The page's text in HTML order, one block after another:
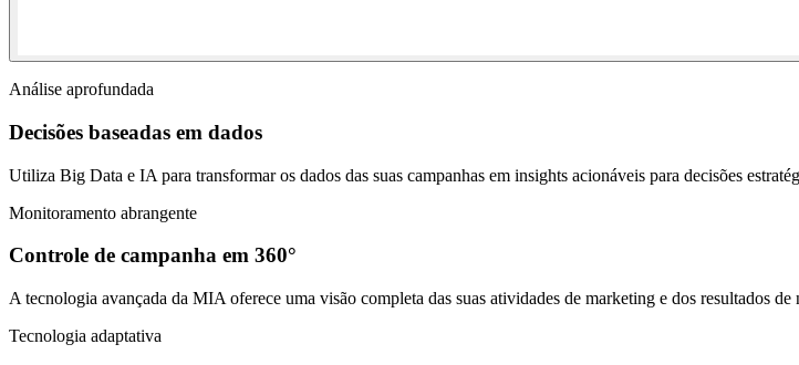
Análise aprofundada
Decisões baseadas em dados
Utiliza Big Data e IA para transformar os dados das suas campanhas em insights acionáveis para decisões
Monitoramento abrangente
Controle de campanha em 360°
A tecnologia avançada da MIA oferece uma visão completa das suas atividades de marketing e dos resultados de
Tecnologia adaptativa